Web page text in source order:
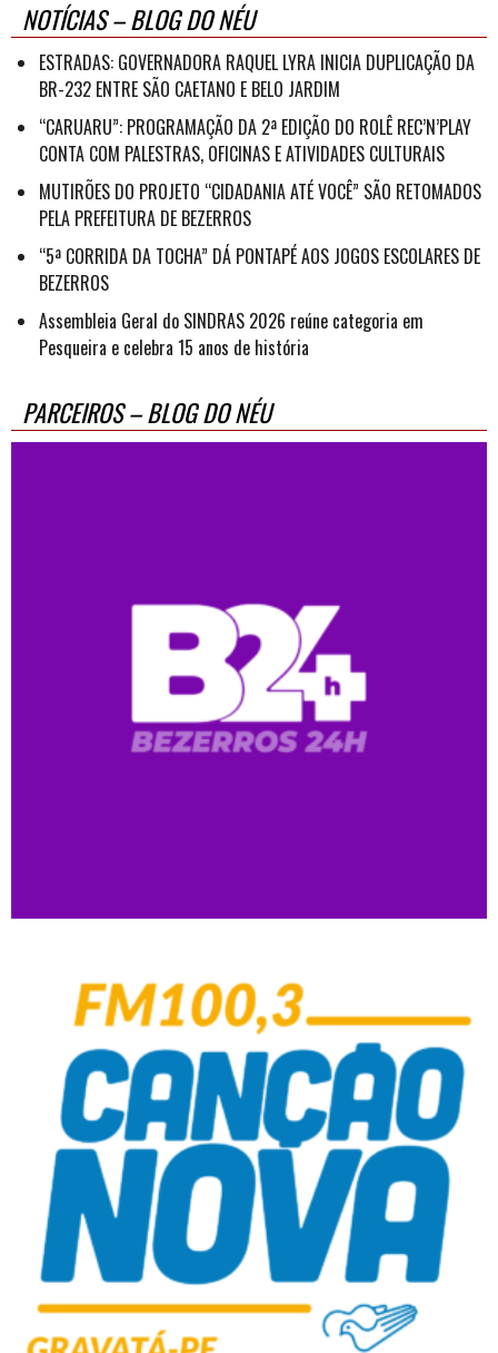
NOTÍCIAS – BLOG DO NÉU
ESTRADAS: GOVERNADORA RAQUEL LYRA INICIA DUPLICAÇÃO DA
BR-232 ENTRE SÃO CAETANO E BELO JARDIM
“CARUARU”: PROGRAMAÇÃO DA 2ª EDIÇÃO DO ROLÊ REC’N’PLAY
CONTA COM PALESTRAS, OFICINAS E ATIVIDADES CULTURAIS
MUTIRÕES DO PROJETO “CIDADANIA ATÉ VOCÊ” SÃO RETOMADOS
PELA PREFEITURA DE BEZERROS
“5ª CORRIDA DA TOCHA” DÁ PONTAPÉ AOS JOGOS ESCOLARES DE
BEZERROS
Assembleia Geral do SINDRAS 2026 reúne categoria em
Pesqueira e celebra 15 anos de história
PARCEIROS – BLOG DO NÉU